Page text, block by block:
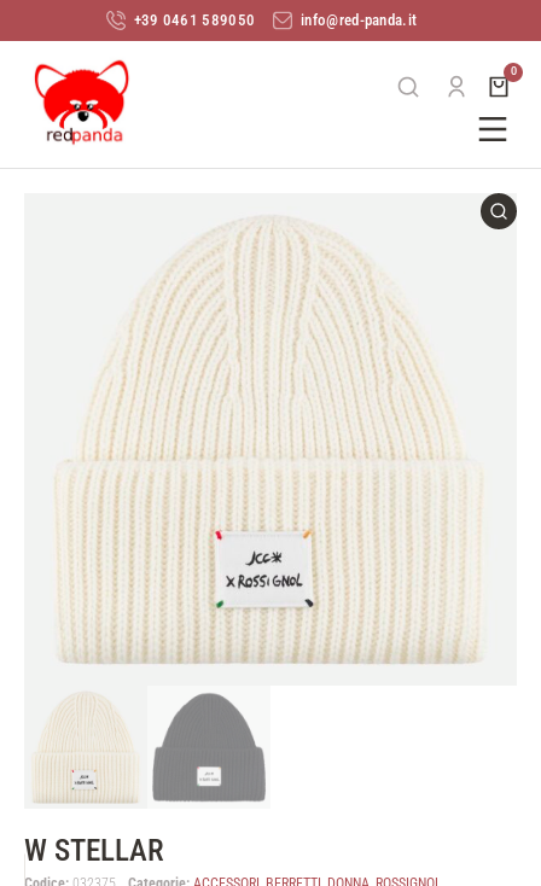
+39 0461 589050 info@red-panda.it
W STELLAR